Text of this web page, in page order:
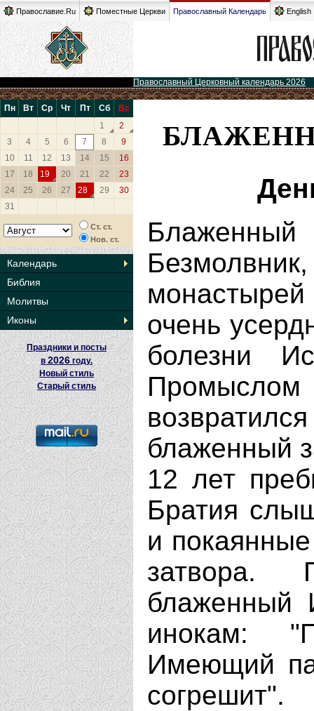
Православие.Ru Поместные Церкви Православный Календарь English
Православный Церковный календарь 2026
Пн Вт Ср Чт Пт Сб
Вс
1
2
3
4 5 6 7 8
9
10
11 12 13 14 15
16
17
18 19 20 21 22
23
24
25 26 27 28 29
30
31
Ст. ст.
Нов. ст.
Календарь
Библия
Молитвы
Иконы
Праздники и посты
в 2026 году.
Новый стиль
Старый стиль
очень
болезни
блаженный
12 лет
Братия
и
затвора.
блаженный
инокам:
Имеющий
согрешит".